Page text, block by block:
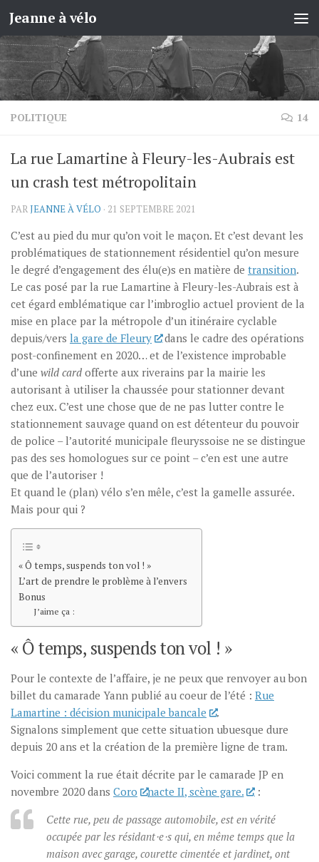
Skip to content
Jeanne à vélo
POLITIQUE 14
La rue Lamartine à Fleury-les-Aubrais est
un crash test métropolitain
PARJEANNE À VÉLO · 21 SEPTEMBRE 2021
C’est au pied du mur qu’on voit le maçon. Et c’est devant les
problématiques de stationnement résidentiel qu’on mesure
le degré d’engagement des élu(e)s en matière de transition.
Le cas posé par la rue Lamartine à Fleury-les-Aubrais est à
cet égard emblématique car l’imbroglio actuel provient de la
mise en place par la métropole d’un itinéraire cyclable
depuis/vers la gare de Fleury
dans le cadre des opérations
post-confinement en 2020… et de l’existence improbable
d’une wild card offerte aux riverains par la mairie les
autorisant à utiliser la chaussée pour stationner devant
chez eux. C’est une chose que de ne pas lutter contre le
stationnement sauvage quand on est détenteur du pouvoir
de police – l’autorité municipale fleuryssoise ne se distingue
pas des ses homologues sur ce point – c’en est une autre
que de l’autoriser !
Et quand le (plan) vélo s’en mêle, c’est la gamelle assurée.
Mais pour qui ?
« Ô temps, suspends ton vol ! »
L’art de prendre le problème à l’envers
Bonus
J’aime ça :
« Ô temps, suspends ton vol ! »
Pour le contexte de l’affaire, je ne peux que renvoyer au bon
billet du camarade Yann publié au coeur de l’été : Rue
Lamartine : décision municipale bancale
.
Signalons simplement que cette situation ubuesque dure
depuis 20 ans et la création de la première ligne de tram.
Voici comment la rue était décrite par le camarade JP en
novembre 2020 dans Coro nacte II, scène gare.
:
Cette rue, peu de passage automobile, est en vérité
occupée par les résidant⋅e⋅s qui, en même temps que la
maison avec garage, courette cimentée et jardinet, ont